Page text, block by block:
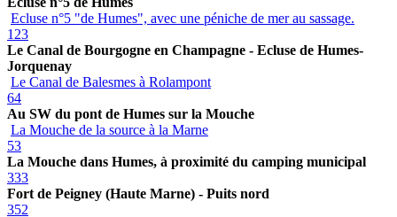
Ecluse n°5 "de Humes", avec une péniche de mer au sassage.
123
Le Canal de Bourgogne en Champagne - Ecluse de Humes-
Jorquenay
Le Canal de Balesmes à Rolampont
64
Au SW du pont de Humes sur la Mouche
La Mouche de la source à la Marne
53
La Mouche dans Humes, à proximité du camping municipal
333
Fort de Peigney (Haute Marne) - Puits nord
352